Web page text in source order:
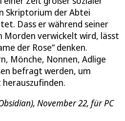
Skriptorium der Abtei
Dass er während seiner
Morden verwickelt wird, lässt
der Rose“ denken.
Mönche, Nonnen, Adlige
befragt werden, um
herauszufinden.
November 22, für PC